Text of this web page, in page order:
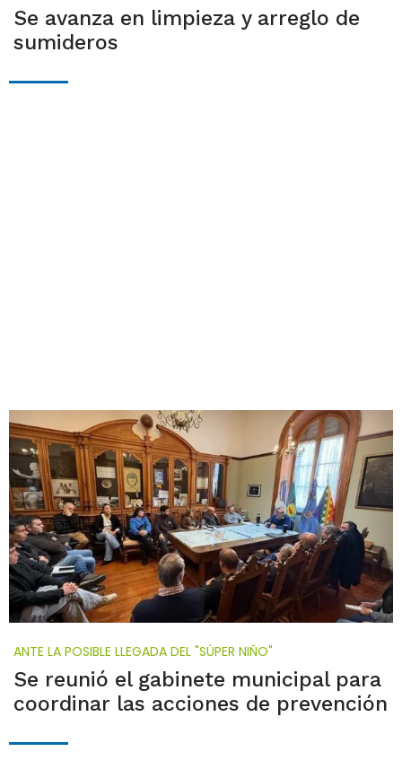
Se avanza en limpieza y arreglo de
sumideros
ANTE LA POSIBLE LLEGADA DEL "SÚPER NIÑO"
Se reunió el gabinete municipal para
coordinar las acciones de prevención